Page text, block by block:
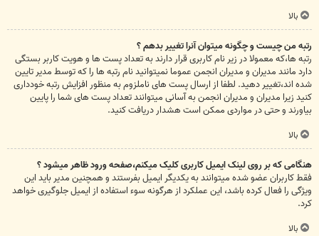
بالا
رتبه من چیست و چگونه میتوان آنرا تغییر بدهم ؟
رتبه ها،که معمولا در زیر نام کاربری قرار دارند به تعداد پست ها و هویت کاربر بستگی
دارد مانند مدیران و مدیران انجمن عموما نمیتوانید نام رتبه ها را که توسط مدیر تایین
شده اند،تغییر دهید. لطفا از ارسال پست های ناملزوم به منظور افزایش رتبه خودداری
کنید زیرا مدیران و مدیران انجمن به آسانی میتوانند تعداد پست های شما را پایین
بیاورند و حتی در مواردی ممکن است هشدار دریافت کنید.
بالا
هنگامی که بر روی لینک ایمیل کاربری کلیک میکنم،صفحه ورود ظاهر میشود ؟
فقط کاربران عضو شده میتوانند به یکدیگر ایمیل بفرستند و همچنین مدیر باید این
ویژگی را فعال کرده باشد، این عملکرد از هرگونه سوء استفاده از ایمیل جلوگیری خواهد
کرد.
بالا